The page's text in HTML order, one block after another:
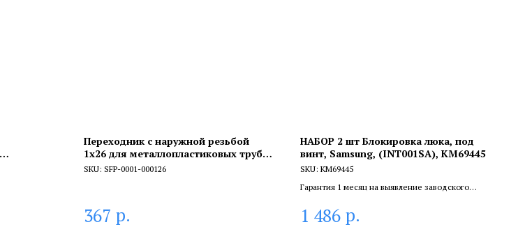
Переходник с наружной резьбой
1х26 для металлопластиковых труб
прессовой
SKU: SFP-0001-000126
367 р.
НАБОР 2 шт Блокировка люка, под
винт, Samsung, (INT001SA), KM69445
SKU: KM69445
Гарантия 1 месяц на выявление заводского
сертифицированный специалист.
1 486 р.